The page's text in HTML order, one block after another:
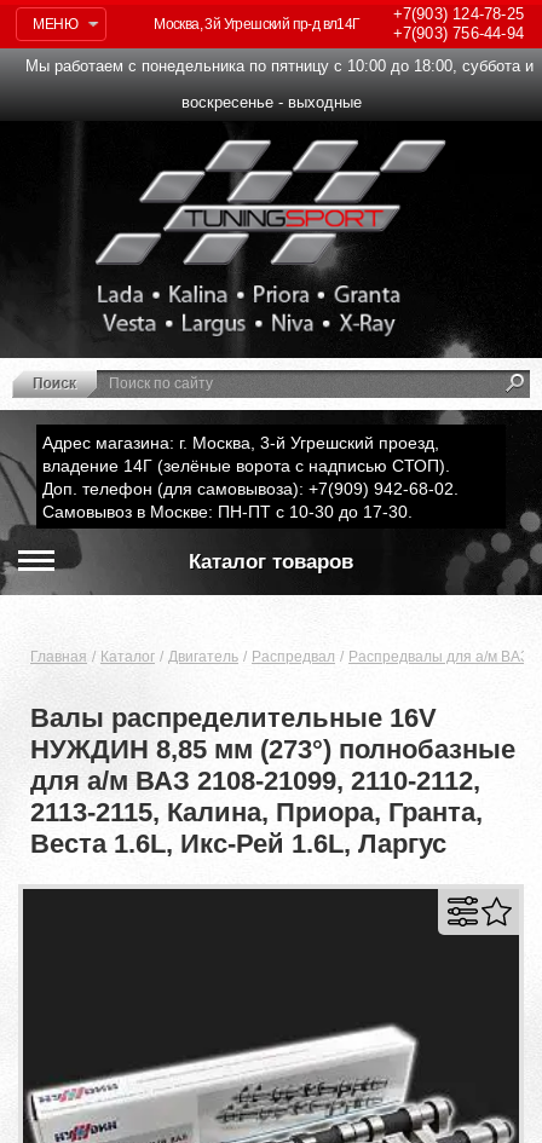
МЕНЮ
+7(903)124-78-25
+7(903)756-44-94
Москва, 3й Угрешский пр-д вл14Г
Мы работаем с понедельника по пятницу с 10:00 до 18:00, суббота и
воскресенье - выходные
Адрес магазина: г. Москва, 3-й Угрешский проезд,
владение 14Г (зелёные ворота с надписью СТОП).
Доп. телефон (для самовывоза): +7(909) 942-68-02.
Самовывоз в Москве: ПН-ПТ с 10-30 до 17-30.
Каталог товаров
Главная Каталог Двигатель Распредвал Распредвалы для а/м ВАЗ
Валы распределительные 16V
НУЖДИН 8,85 мм (273°) полнобазные
для а/м ВАЗ 2108-21099, 2110-2112,
2113-2115, Калина, Приора, Гранта,
Веста 1.6L, Икс-Рей 1.6L, Ларгус